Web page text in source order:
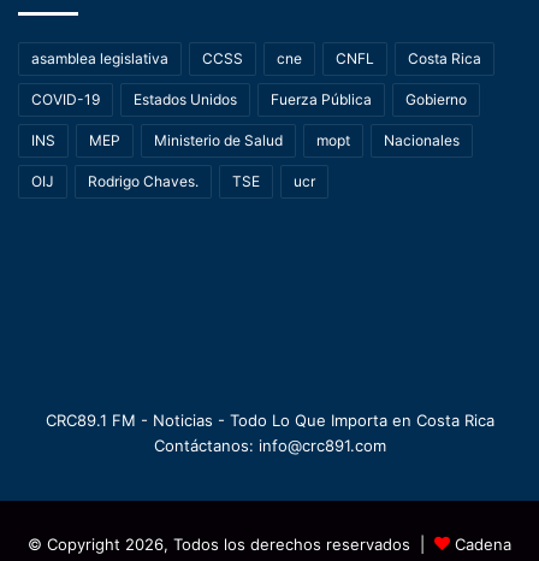
asamblea legislativa CCSS cne CNFL Costa Rica
COVID-19 Estados Unidos Fuerza Pública Gobierno
INS MEP Ministerio de Salud mopt Nacionales
OIJ Rodrigo Chaves. TSE ucr
CRC89.1 FM - Noticias - Todo Lo Que Importa en Costa Rica
Contáctanos: info@crc891.com
© Copyright 2026, Todos los derechos reservados | Cadena